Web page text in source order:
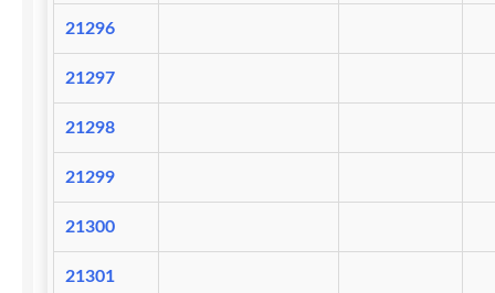
21296
21297
21298
21299
21300
21301